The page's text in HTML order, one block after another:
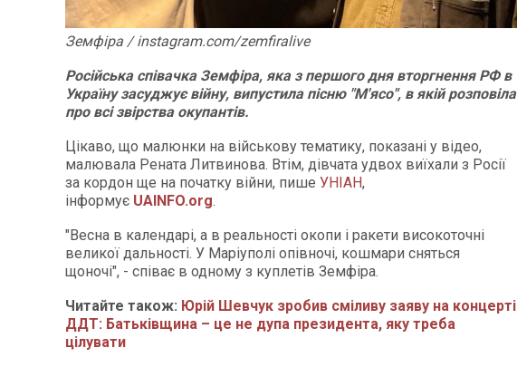
Земфіра / instagram.com/zemfiralive
Російська співачка Земфіра, яка з першого дня вторгнення РФ в
Україну засуджує війну, випустила пісню "М'ясо", в якій розповіла
про всі звірства окупантів.
Цікаво, що малюнки на військову тематику, показані у відео,
малювала Рената Литвинова. Втім, дівчата удвох виїхали з Росії
за кордон ще на початку війни, пише УНІАН,
інформує UAINFO.org.
"Весна в календарі, а в реальності окопи і ракети високоточні
великої дальності. У Маріуполі опівночі, кошмари сняться
щоночі", - співає в одному з куплетів Земфіра.
Читайте також: Юрій Шевчук зробив сміливу заяву на концерті
ДДТ: Батьківщина – це не дупа президента, яку треба
цілувати